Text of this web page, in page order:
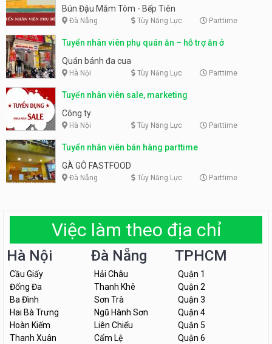
Tiên
Bún Đậu Mắm Tôm - Bếp Tiên
Đà Nẵng Tùy Năng Lực Parttime
Tuyển nhân viên phụ quán ăn – hỗ trợ ăn ở
Quán bánh đa cua
Hà Nội Tùy Năng Lực Parttime
Tuyển nhân viên sale, marketing
Công ty
Hà Nội Tùy Năng Lực Parttime
Tuyển nhân viên bán hàng parttime
GÀ GÔ FASTFOOD
Đà Nẵng Tùy Năng Lực Parttime
Việc làm theo địa chỉ
Hà Nội
Cầu Giấy
Đống Đa
Ba Đình
Hai Bà Trưng
Hoàn Kiếm
Thanh Xuân
Đà Nẵng
Hải Châu
Thanh Khê
Sơn Trà
Ngũ Hành Sơn
Liên Chiểu
Cẩm Lệ
TPHCM
Quận 1
Quận 2
Quận 3
Quận 4
Quận 5
Quận 6